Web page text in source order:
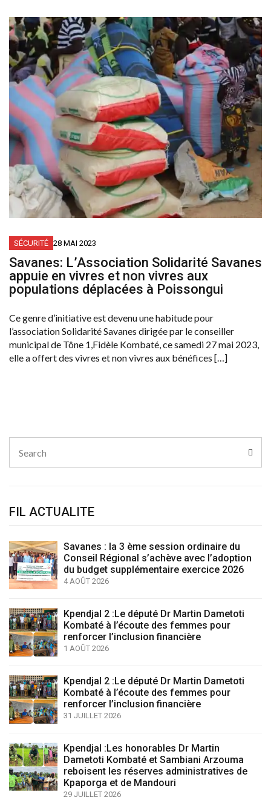
SÉCURITÉ 28 MAI 2023
Savanes: L’Association Solidarité Savanes
appuie en vivres et non vivres aux
populations déplacées à Poissongui
Ce genre d’initiative est devenu une habitude pour
l’association Solidarité Savanes dirigée par le conseiller
municipal de Tône 1,Fidèle Kombaté, ce samedi 27 mai 2023,
elle a offert des vivres et non vivres aux bénéfices […]
for:
FIL ACTUALITE
Savanes : la 3 ème session ordinaire du
Conseil Régional s’achève avec l’adoption
du budget supplémentaire exercice 2026
4 AOÛT 2026
Kpendjal 2 :Le député Dr Martin Dametoti
Kombaté à l’écoute des femmes pour
renforcer l’inclusion financière
1 AOÛT 2026
Kpendjal 2 :Le député Dr Martin Dametoti
Kombaté à l’écoute des femmes pour
renforcer l’inclusion financière
31 JUILLET 2026
Kpendjal :Les honorables Dr Martin
Dametoti Kombaté et Sambiani Arzouma
reboisent les réserves administratives de
Kpaporga et de Mandouri
29 JUILLET 2026